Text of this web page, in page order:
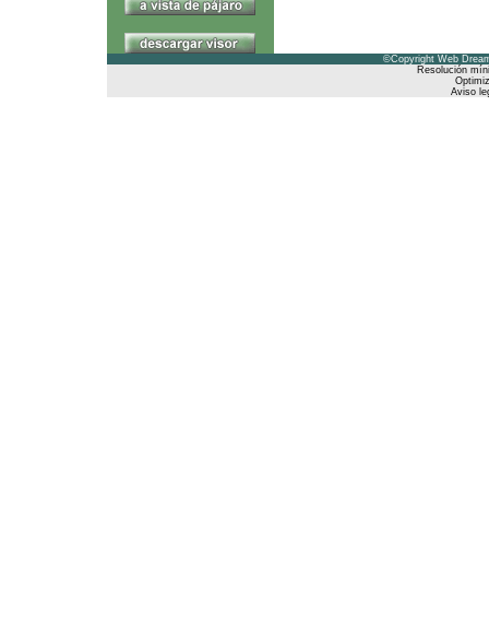
©Copyright Web
Resolución
Aviso